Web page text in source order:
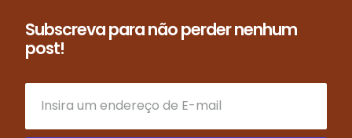
Subscreva para não perder nenhum
post!